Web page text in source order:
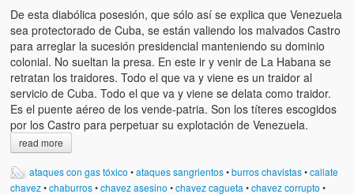
De esta diabólica posesión, que sólo así se explica que Venezuela
sea protectorado de Cuba, se están valiendo los malvados Castro
para arreglar la sucesión presidencial manteniendo su dominio
colonial. No sueltan la presa. En este ir y venir de La Habana se
retratan los traidores. Todo el que va y viene es un traidor al
servicio de Cuba. Todo el que va y viene se delata como traidor.
Es el puente aéreo de los vende-patria. Son los títeres escogidos
por los Castro para perpetuar su explotación de Venezuela.
read more
ataques con gas tóxico •ataques sangrientos•burros chavistas•callate
chavez•chaburros•chavez asesino •chavez cagueta •chavez corrupto •